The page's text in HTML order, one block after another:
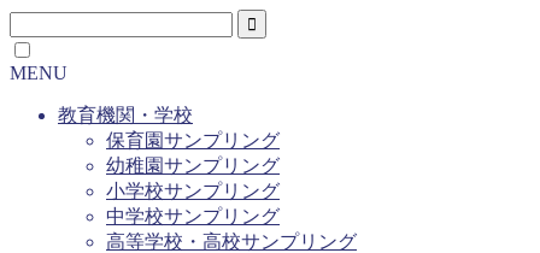
MENU
教育機関・学校
保育園サンプリング
幼稚園サンプリング
小学校サンプリング
中学校サンプリング
高等学校・高校サンプリング